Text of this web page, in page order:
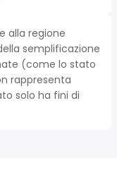
alla regione
semplificazione
(come lo stato
rappresenta
solo ha fini di